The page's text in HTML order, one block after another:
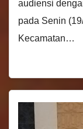
audiensi
pada Senin
Kecamatan…